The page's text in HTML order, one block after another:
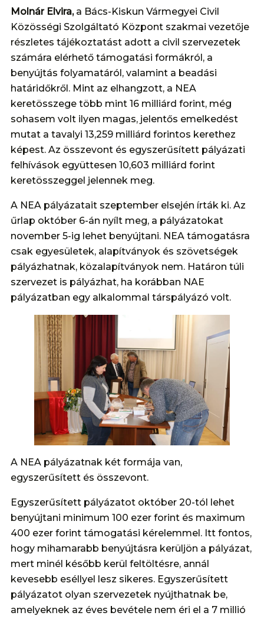
Molnár Elvira,a Bács-Kiskun Vármegyei Civil
Közösségi Szolgáltató Központ szakmai vezetője
részletes tájékoztatást adott a civil szervezetek
számára elérhető támogatási formákról, a
benyújtás folyamatáról, valamint a beadási
határidőkről. Mint az elhangzott, a NEA
keretösszege több mint 16 milliárd forint, még
sohasem volt ilyen magas, jelentős emelkedést
mutat a tavalyi 13,259 milliárd forintos kerethez
képest. Az összevont és egyszerűsített pályázati
felhívások együttesen 10,603 milliárd forint
keretösszeggel jelennek meg.
A NEA pályázatait szeptember elsején írták ki. Az
űrlap október 6-án nyílt meg, a pályázatokat
november 5-ig lehet benyújtani. NEA támogatásra
csak egyesületek, alapítványok és szövetségek
pályázhatnak, közalapítványok nem. Határon túli
szervezet is pályázhat, ha korábban NAE
pályázatban egy alkalommal társpályázó volt.
A NEA pályázatnak két formája van,
egyszerűsített és összevont.
Egyszerűsített pályázatot október 20-tól lehet
benyújtani minimum 100 ezer forint és maximum
400 ezer forint támogatási kérelemmel. Itt fontos,
hogy mihamarabb benyújtásra kerüljön a pályázat,
mert minél később kerül feltöltésre, annál
kevesebb eséllyel lesz sikeres. Egyszerűsített
pályázatot olyan szervezetek nyújthatnak be,
amelyeknek az éves bevétele nem éri el a 7 millió